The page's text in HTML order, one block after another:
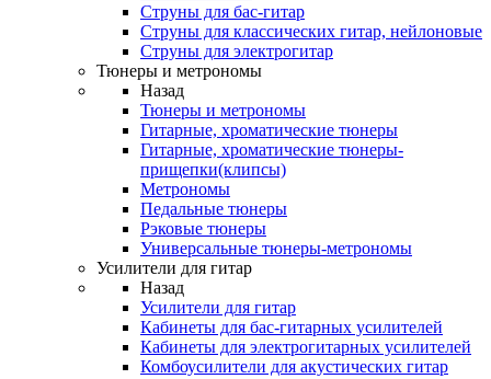
Струны для бас-гитар
Струны для классических гитар, нейлоновые
Струны для электрогитар
Тюнеры и метрономы
Назад
Тюнеры и метрономы
Гитарные, хроматические тюнеры
Гитарные, хроматические тюнеры-
прищепки(клипсы)
Метрономы
Педальные тюнеры
Рэковые тюнеры
Универсальные тюнеры-метрономы
Усилители для гитар
Назад
Усилители для гитар
Кабинеты для бас-гитарных усилителей
Кабинеты для электрогитарных усилителей
Комбоусилители для акустических гитар